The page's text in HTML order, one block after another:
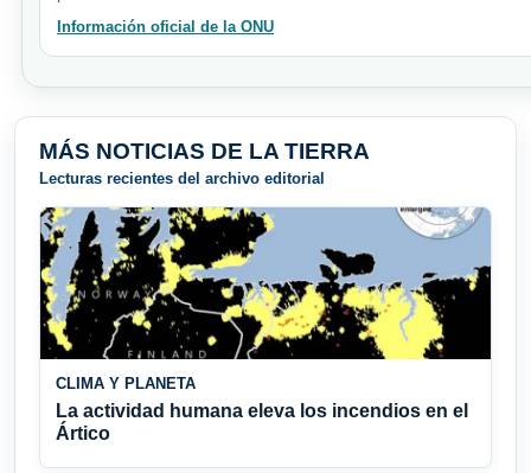
Información oficial de la ONU
MÁS NOTICIAS DE LA TIERRA
Lecturas recientes del archivo editorial
CLIMA Y PLANETA
La actividad humana eleva los incendios en el
Ártico